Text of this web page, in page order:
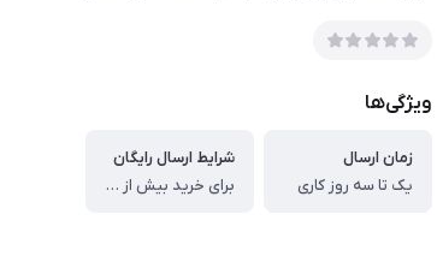
ویژگی‌ها
زمان ارسال
یک تا سه روز کاری
شرایط ارسال رایگان
برای خرید بیش از سه میلیون برای تهران